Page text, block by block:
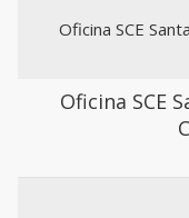
Oficina SCE
Oficina SCE